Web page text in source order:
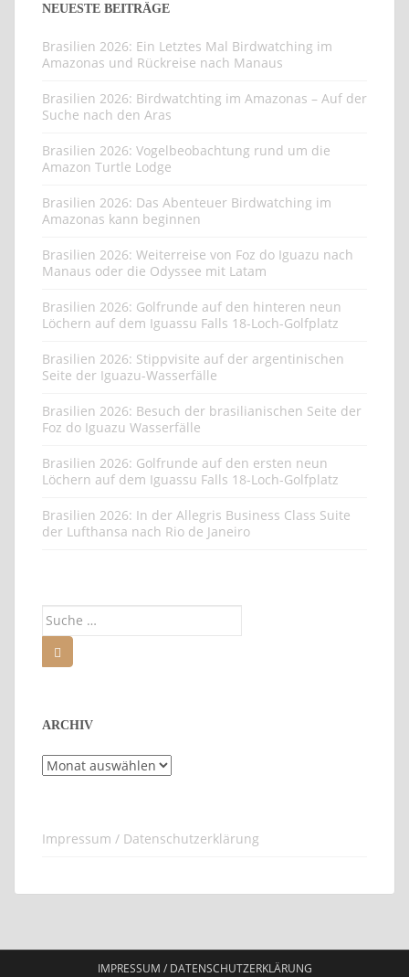
NEUESTE BEITRÄGE
Brasilien 2026: Ein Letztes Mal Birdwatching im
Amazonas und Rückreise nach Manaus
Brasilien 2026: Birdwatchting im Amazonas – Auf der
Suche nach den Aras
Brasilien 2026: Vogelbeobachtung rund um die
Amazon Turtle Lodge
Brasilien 2026: Das Abenteuer Birdwatching im
Amazonas kann beginnen
Brasilien 2026: Weiterreise von Foz do Iguazu nach
Manaus oder die Odyssee mit Latam
Brasilien 2026: Golfrunde auf den hinteren neun
Löchern auf dem Iguassu Falls 18-Loch-Golfplatz
Brasilien 2026: Stippvisite auf der argentinischen
Seite der Iguazu-Wasserfälle
Brasilien 2026: Besuch der brasilianischen Seite der
Foz do Iguazu Wasserfälle
Brasilien 2026: Golfrunde auf den ersten neun
Löchern auf dem Iguassu Falls 18-Loch-Golfplatz
Brasilien 2026: In der Allegris Business Class Suite
der Lufthansa nach Rio de Janeiro
ARCHIV
Archiv
Impressum / Datenschutzerklärung
IMPRESSUM / DATENSCHUTZERKLÄRUNG